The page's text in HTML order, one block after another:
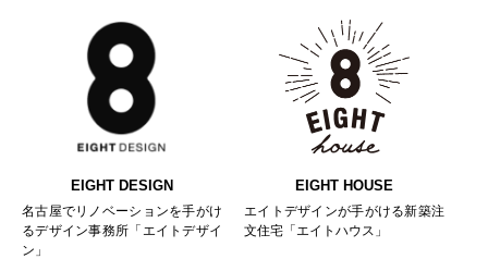
EIGHT DESIGN
名古屋でリノベーションを手がけ
るデザイン事務所「エイトデザイ
ン」
EIGHT HOUSE
エイトデザインが手がける新築注
文住宅「エイトハウス」